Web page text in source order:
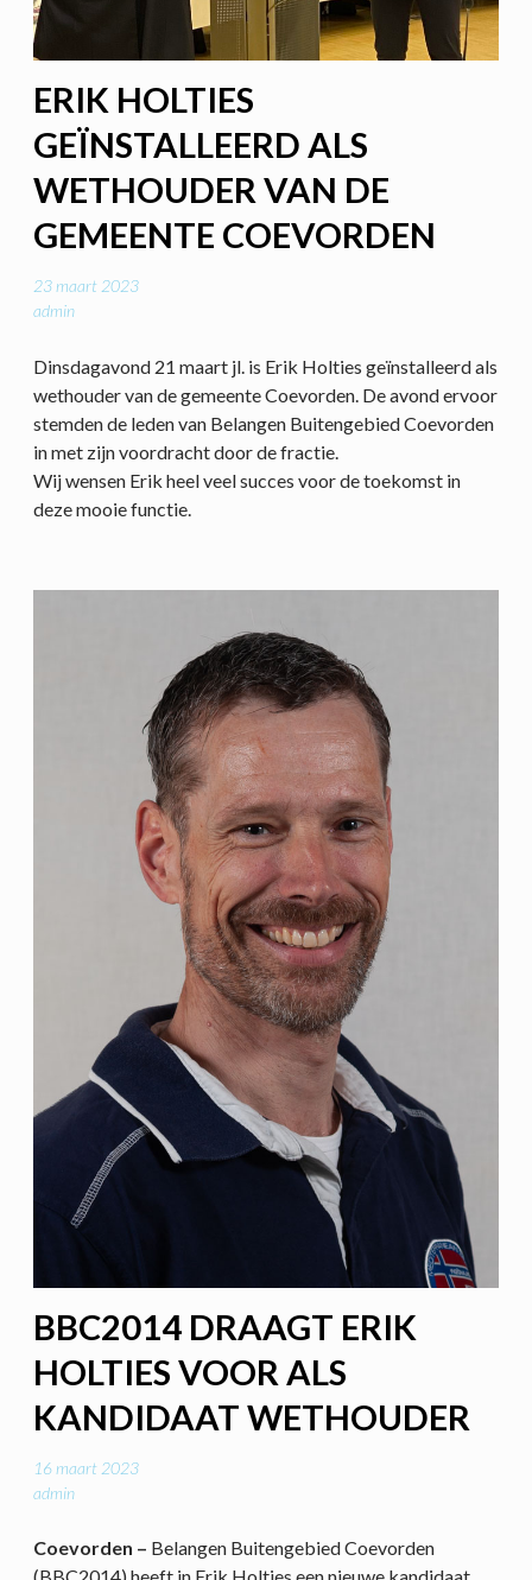
ERIK HOLTIES
GEÏNSTALLEERD ALS
WETHOUDER VAN DE
GEMEENTE COEVORDEN
23 maart 2023
admin
Dinsdagavond 21 maart jl. is Erik Holties geïnstalleerd als
wethouder van de gemeente Coevorden. De avond ervoor
stemden de leden van Belangen Buitengebied Coevorden
in met zijn voordracht door de fractie.
Wij wensen Erik heel veel succes voor de toekomst in
deze mooie functie.
BBC2014 DRAAGT ERIK
HOLTIES VOOR ALS
KANDIDAAT WETHOUDER
16 maart 2023
admin
Coevorden – Belangen Buitengebied Coevorden